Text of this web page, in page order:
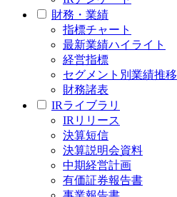
財務・業績
指標チャート
最新業績ハイライト
経営指標
セグメント別業績推移
財務諸表
IRライブラリ
IRリリース
決算短信
決算説明会資料
中期経営計画
有価証券報告書